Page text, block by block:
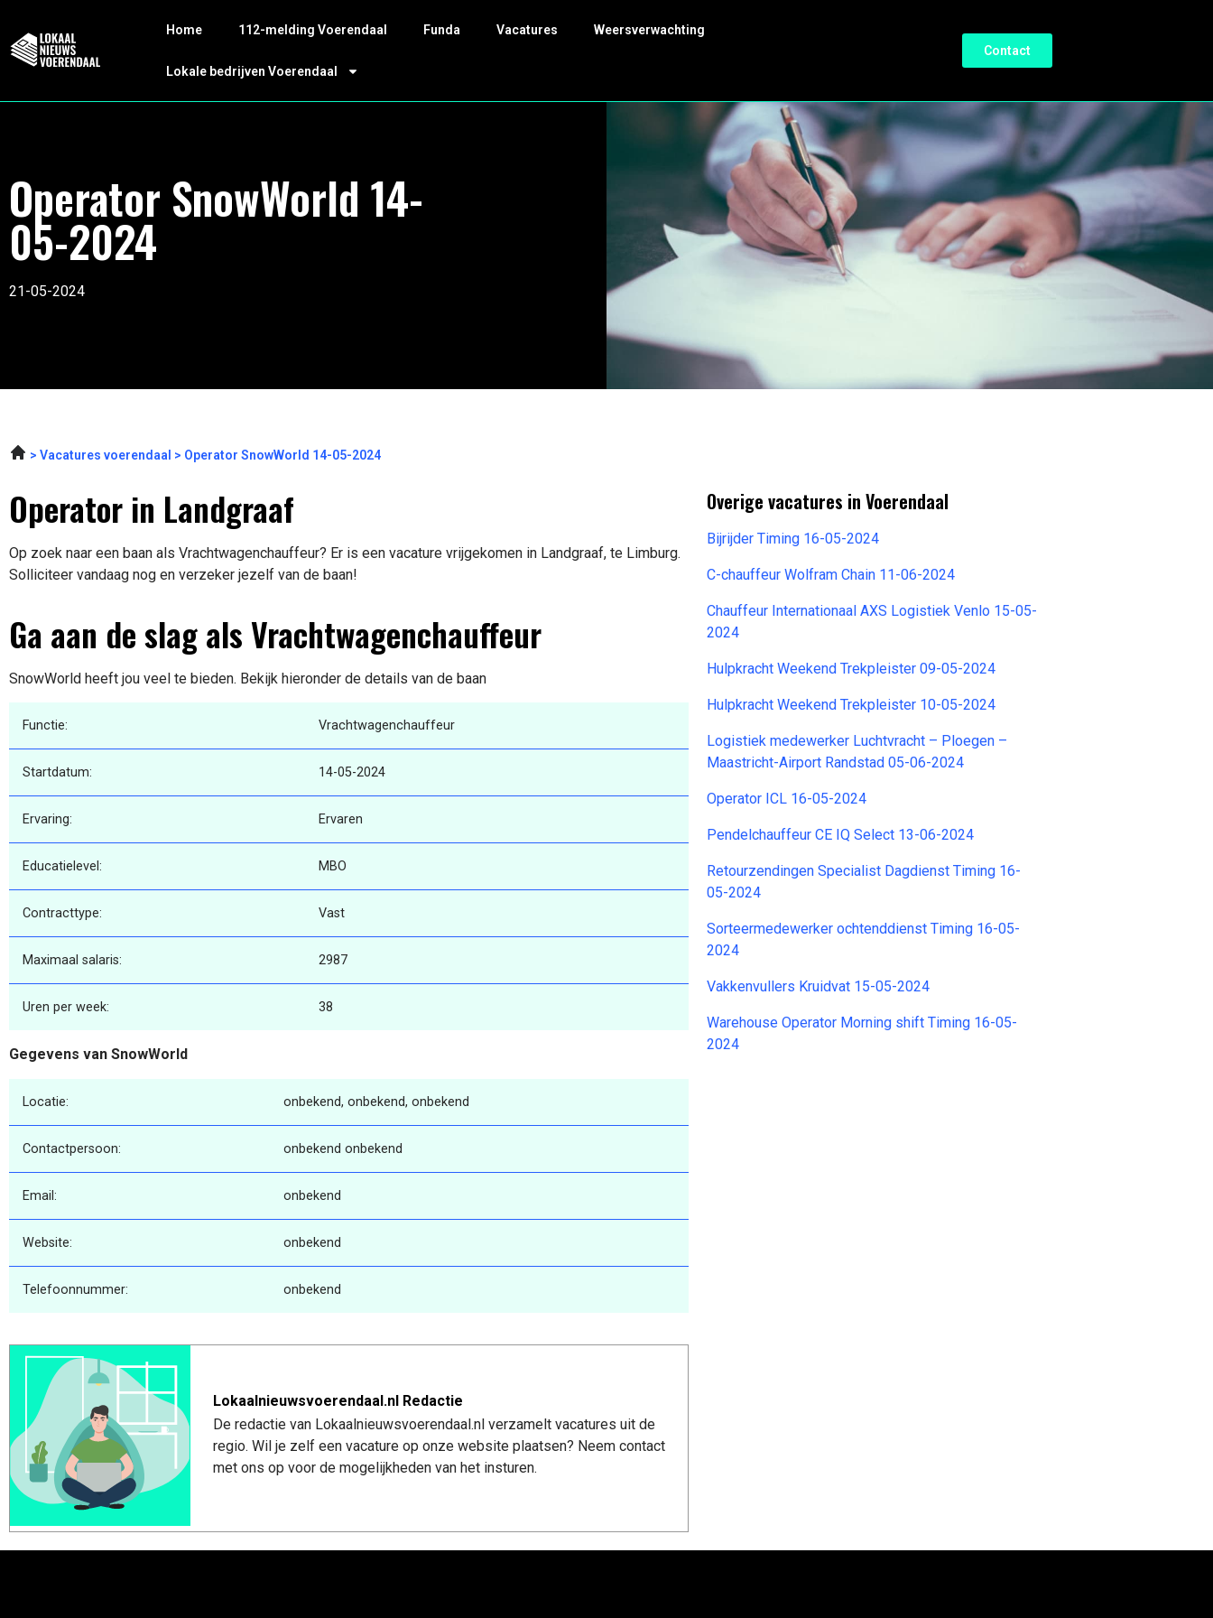
Home 112-melding Voerendaal Funda Vacatures Weersverwachting
Lokale bedrijven Voerendaal
Contact
Operator SnowWorld 14-
05-2024
21-05-2024
Vacatures voerendaal Operator SnowWorld 14-05-2024
Operator in Landgraaf
Op zoek naar een baan als Vrachtwagenchauffeur? Er is een vacature vrijgekomen in Landgraaf, te Limburg.
Solliciteer vandaag nog en verzeker jezelf van de baan!
Ga aan de slag als Vrachtwagenchauffeur
SnowWorld heeft jou veel te bieden. Bekijk hieronder de details van de baan
Functie: Vrachtwagenchauffeur
Startdatum: 14-05-2024
Ervaring: Ervaren
Educatielevel: MBO
Contracttype: Vast
Maximaal salaris: 2987
Uren per week: 38
Gegevens van SnowWorld
Locatie: onbekend, onbekend, onbekend
Contactpersoon: onbekend onbekend
Email: onbekend
Website: onbekend
Telefoonnummer: onbekend
Lokaalnieuwsvoerendaal.nl Redactie
De redactie van Lokaalnieuwsvoerendaal.nl verzamelt vacatures uit de
regio. Wil je zelf een vacature op onze website plaatsen? Neem contact
met ons op voor de mogelijkheden van het insturen.
Overige vacatures in Voerendaal
Bijrijder Timing 16-05-2024
C-chauffeur Wolfram Chain 11-06-2024
Chauffeur Internationaal AXS Logistiek Venlo 15-05-
2024
Hulpkracht Weekend Trekpleister 09-05-2024
Hulpkracht Weekend Trekpleister 10-05-2024
Logistiek medewerker Luchtvracht – Ploegen –
Maastricht-Airport Randstad 05-06-2024
Operator ICL 16-05-2024
Pendelchauffeur CE IQ Select 13-06-2024
Retourzendingen Specialist Dagdienst Timing 16-
05-2024
Sorteermedewerker ochtenddienst Timing 16-05-
2024
Vakkenvullers Kruidvat 15-05-2024
Warehouse Operator Morning shift Timing 16-05-
2024